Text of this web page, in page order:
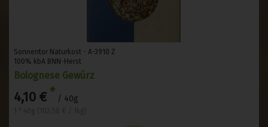
Sonnentor Naturkost - A-3910 Z
100% kbA BNN-Herst
Bolognese Gewürz
4,10 € * / 40g